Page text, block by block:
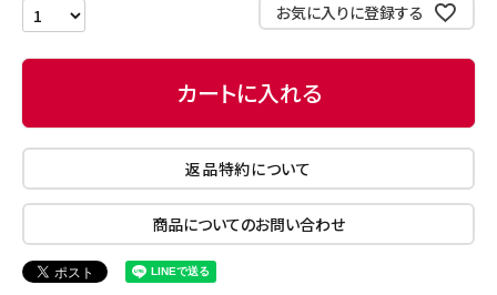
お気に入りに登録する
カートに入れる
返品特約について
商品についてのお問い合わせ